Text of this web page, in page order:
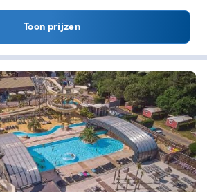
Toon prijzen